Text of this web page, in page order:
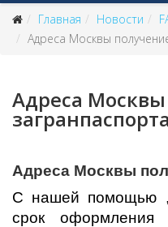
Главная Новости
Адреса Москвы
Адреса
загранпаспорта
Адреса Москвы
С нашей помощью
срок оформления